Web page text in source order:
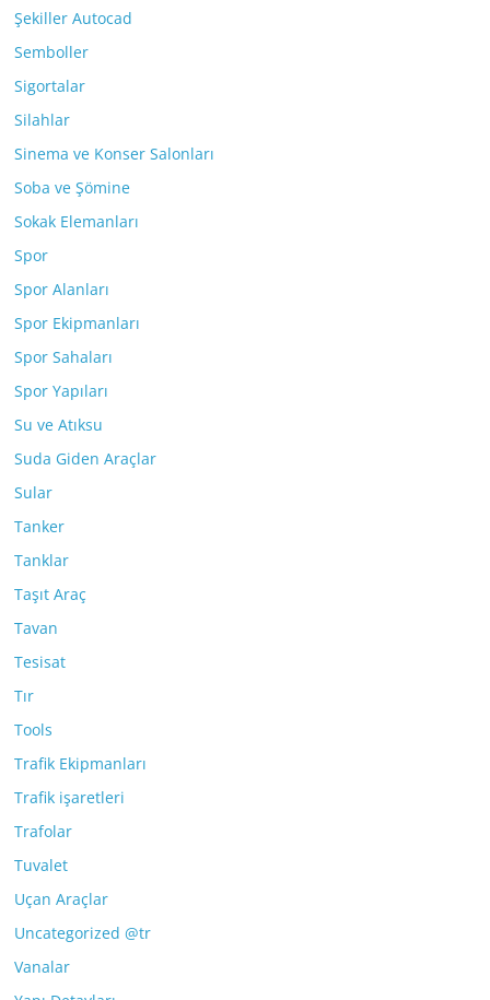
Şekiller Autocad
Semboller
Sigortalar
Silahlar
Sinema ve Konser Salonları
Soba ve Şömine
Sokak Elemanları
Spor
Spor Alanları
Spor Ekipmanları
Spor Sahaları
Spor Yapıları
Su ve Atıksu
Suda Giden Araçlar
Sular
Tanker
Tanklar
Taşıt Araç
Tavan
Tesisat
Tır
Tools
Trafik Ekipmanları
Trafik işaretleri
Trafolar
Tuvalet
Uçan Araçlar
Uncategorized @tr
Vanalar